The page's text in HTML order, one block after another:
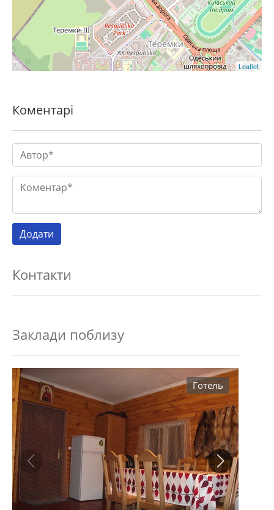
Leaflet
Коментарі
Контакти
Заклади поблизу
Готель